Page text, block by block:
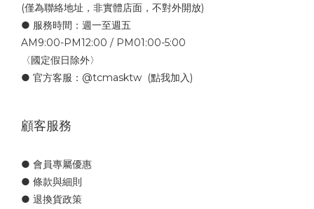
(僅為聯絡地址，非實體店面，不對外開放)
● 服務時間：週一至週五
AM9:00-PM12:00 / PM01:00-5:00
〈國定假日除外〉
● 官方客服： @tcmasktw (點我加入)
顧客服務
● 會員專屬優惠
● 條款與細則
● 退換貨政策